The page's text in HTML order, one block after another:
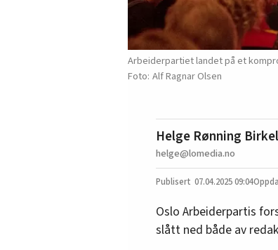
Arbeiderpartiet landet på et
Alf Ragnar Olsen
Helge Rønning
helge@lomedia.no
07.04.202509:04
Oslo Arbeiderpartis
slått ned både av